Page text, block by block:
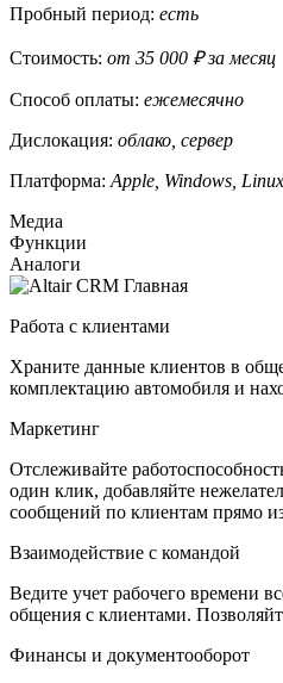
Пробный период: есть
Стоимость: от 35 000 ₽ за месяц
Способ оплаты: ежемесячно
Дислокация: облако, сервер
Платформа: Apple, Windows, Linux
Медиа
Функции
Аналоги
Работа с клиентами
Храните данные клиентов в
комплектацию автомобиля и
Маркетинг
Отслеживайте
один клик, добавляйте
сообщений по клиентам прямо
Взаимодействие с командой
Ведите учет рабочего времени
общения с клиентами.
Финансы и документооборот